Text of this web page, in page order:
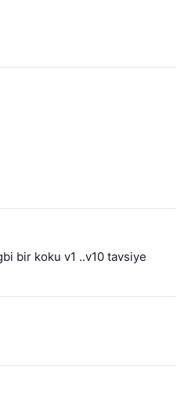
bir koku v1 ..v10 tavsiye